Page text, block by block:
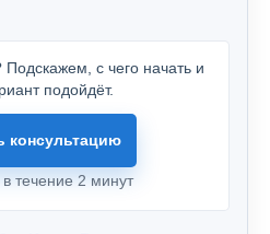
Подскажем, с чего начать и
подойдёт.
консультацию
течение 2 минут